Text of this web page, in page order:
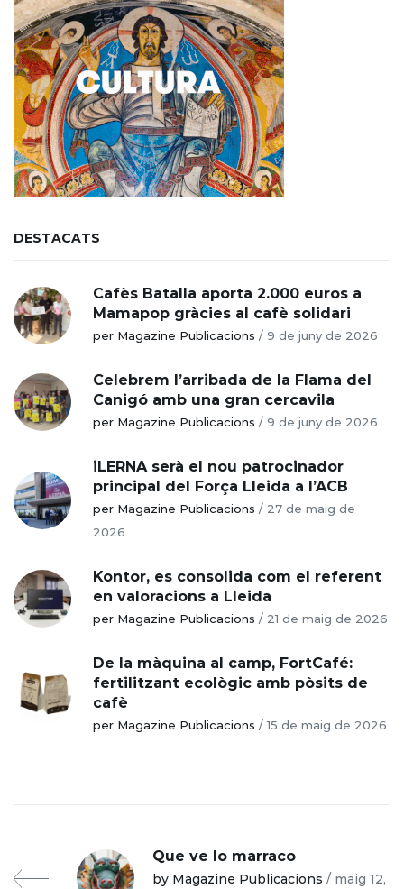
DESTACATS
Cafès Batalla aporta 2.000 euros a
Mamapop gràcies al cafè solidari
per Magazine Publicacions / 9 de juny de 2026
Celebrem l’arribada de la Flama del
Canigó amb una gran cercavila
per Magazine Publicacions / 9 de juny de 2026
iLERNA serà el nou patrocinador
principal del Força Lleida a l’ACB
per Magazine Publicacions / 27 de maig de
2026
Kontor, es consolida com el referent
en valoracions a Lleida
per Magazine Publicacions / 21 de maig de 2026
De la màquina al camp, FortCafé:
fertilitzant ecològic amb pòsits de
cafè
per Magazine Publicacions /15 de maig de 2026
Que ve lo marraco
by Magazine Publicacions / maig 12,